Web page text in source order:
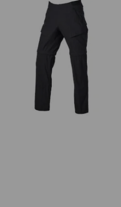
Zip-Off Funktions Hose e.s.trail